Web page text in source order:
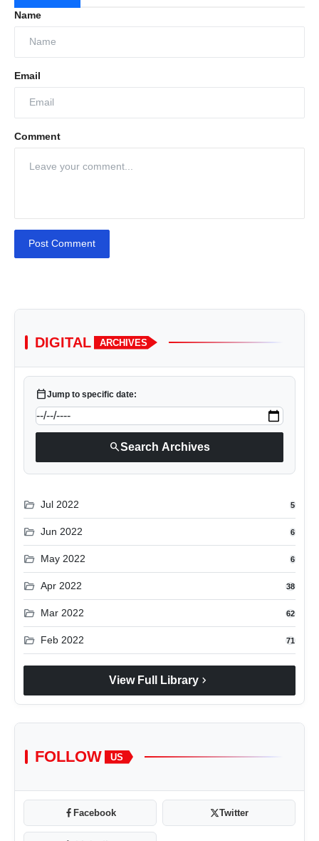
Name
Email
Comment
Post Comment
DIGITAL ARCHIVES
calendar_todayJump to specific date:
searchSearch Archives
folder_open Jul 2022 5
folder_open Jun 2022 6
folder_open May 2022 6
folder_open Apr 2022 38
folder_open Mar 2022 62
folder_open Feb 2022 71
View Full Library chevron_right
FOLLOW US
Facebook Twitter